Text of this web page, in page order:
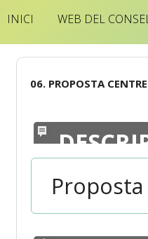
INICI WEB DEL
06. PROPOSTA